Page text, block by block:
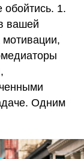
обойтись. 1.
вашей
мотивации,
Одним